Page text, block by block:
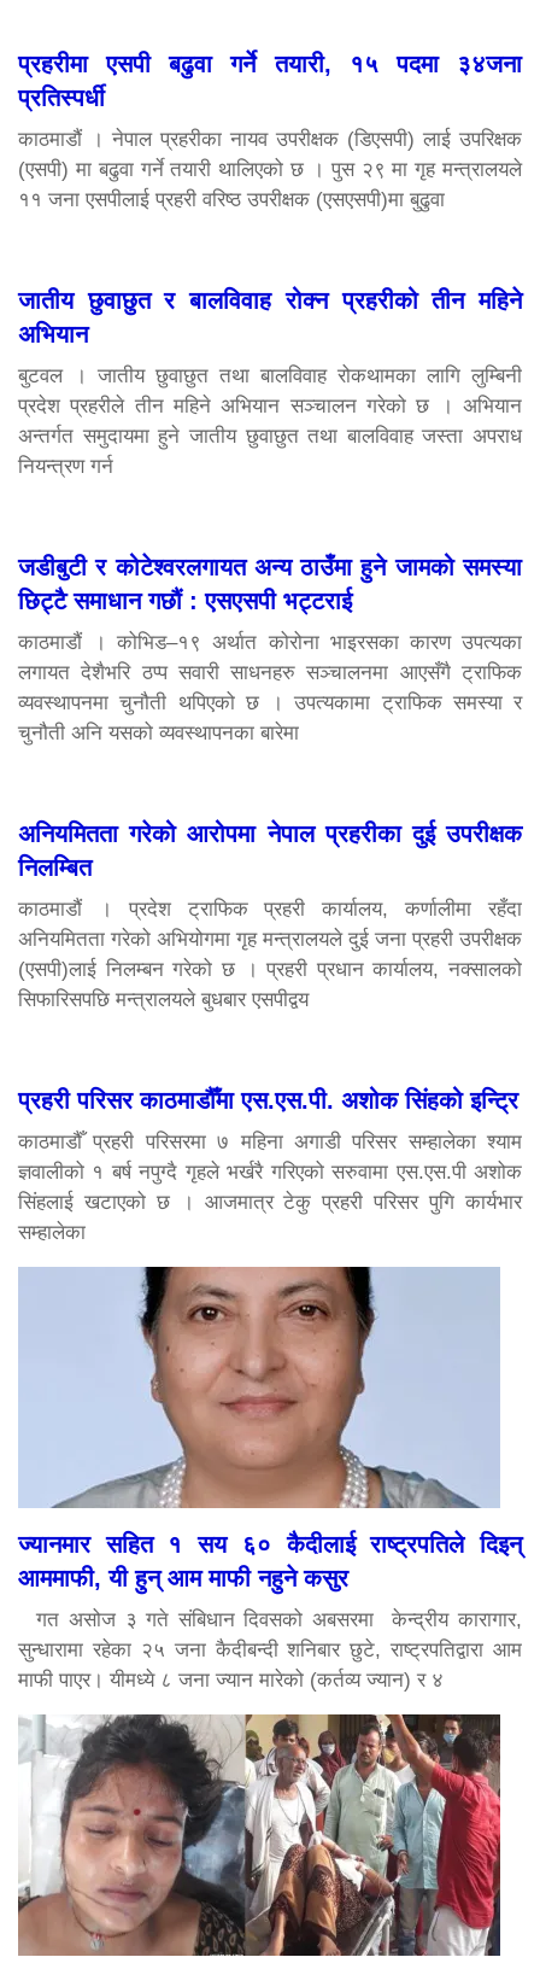
प्रहरीमा एसपी बढुवा गर्ने तयारी, १५ पदमा ३४जना
प्रतिस्पर्धी
काठमाडौं । नेपाल प्रहरीका नायव उपरीक्षक (डिएसपी) लाई उपरिक्षक
(एसपी) मा बढुवा गर्ने तयारी थालिएको छ । पुस २९ मा गृह मन्त्रालयले
११ जना एसपीलाई प्रहरी वरिष्ठ उपरीक्षक (एसएसपी)मा बुढुवा
जातीय छुवाछुत र बालविवाह रोक्न प्रहरीको तीन महिने
अभियान
बुटवल । जातीय छुवाछुत तथा बालविवाह रोकथामका लागि लुम्बिनी
प्रदेश प्रहरीले तीन महिने अभियान सञ्चालन गरेको छ । अभियान
अन्तर्गत समुदायमा हुने जातीय छुवाछुत तथा बालविवाह जस्ता अपराध
नियन्त्रण गर्न
जडीबुटी र कोटेश्वरलगायत अन्य ठाउँमा हुने जामको समस्या
छिट्टै समाधान गछौं : एसएसपी भट्टराई
काठमाडौं । कोभिड–१९ अर्थात कोरोना भाइरसका कारण उपत्यका
लगायत देशैभरि ठप्प सवारी साधनहरु सञ्चालनमा आएसँगै ट्राफिक
व्यवस्थापनमा चुनौती थपिएको छ । उपत्यकामा ट्राफिक समस्या र
चुनौती अनि यसको व्यवस्थापनका बारेमा
अनियमितता गरेको आरोपमा नेपाल प्रहरीका दुई उपरीक्षक
निलम्बित
काठमाडौं । प्रदेश ट्राफिक प्रहरी कार्यालय, कर्णालीमा रहँदा
अनियमितता गरेको अभियोगमा गृह मन्त्रालयले दुई जना प्रहरी उपरीक्षक
(एसपी)लाई निलम्बन गरेको छ । प्रहरी प्रधान कार्यालय, नक्सालको
सिफारिसपछि मन्त्रालयले बुधबार एसपीद्वय
प्रहरी परिसर काठमाडौँमा एस.एस.पी. अशोक सिंहको इन्ट्रि
काठमाडौँ प्रहरी परिसरमा ७ महिना अगाडी परिसर सम्हालेका श्याम
ज्ञवालीको १ बर्ष नपुग्दै गृहले भर्खरै गरिएको सरुवामा एस.एस.पी अशोक
सिंहलाई खटाएको छ । आजमात्र टेकु प्रहरी परिसर पुगि कार्यभार
सम्हालेका
ज्यानमार सहित १ सय ६० कैदीलाई राष्ट्रपतिले दिइन्
आममाफी, यी हुन् आम माफी नहुने कसुर
गत असोज ३ गते संबिधान दिवसको अबसरमा केन्द्रीय कारागार,
सुन्धारामा रहेका २५ जना कैदीबन्दी शनिबार छुटे, राष्ट्रपतिद्वारा आम
माफी पाएर। यीमध्ये ८ जना ज्यान मारेको (कर्तव्य ज्यान) र ४